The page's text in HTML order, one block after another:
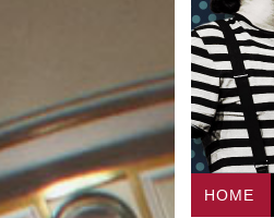
HOME